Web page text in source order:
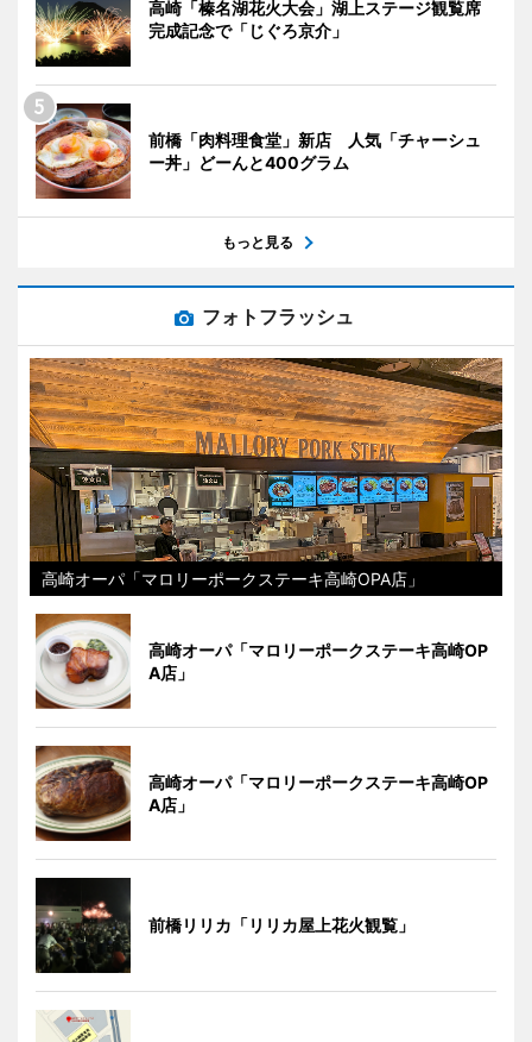
高崎「榛名湖花火大会」湖上ステージ観覧席
完成記念で「じぐろ京介」
前橋「肉料理食堂」新店 人気「チャーシュ
ー丼」どーんと400グラム
もっと見る
フォトフラッシュ
高崎オーパ「マロリーポークステーキ高崎OPA店」
高崎オーパ「マロリーポークステーキ高崎OP
A店」
高崎オーパ「マロリーポークステーキ高崎OP
A店」
前橋リリカ「リリカ屋上花火観覧」